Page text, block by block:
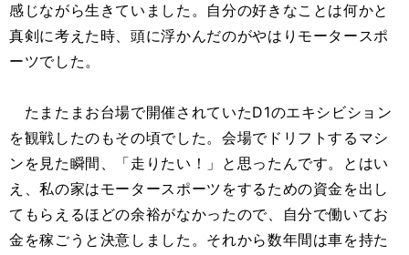
感じながら生きていました。自分の好きなことは何かと
真剣に考えた時、頭に浮かんだのがやはりモータースポ
ーツでした。
たまたまお台場で開催されていたD1のエキシビション
を観戦したのもその頃でした。会場でドリフトするマシ
ンを見た瞬間、「走りたい！」と思ったんです。とはい
え、私の家はモータースポーツをするための資金を出し
てもらえるほどの余裕がなかったので、自分で働いてお
金を稼ごうと決意しました。それから数年間は車を持た